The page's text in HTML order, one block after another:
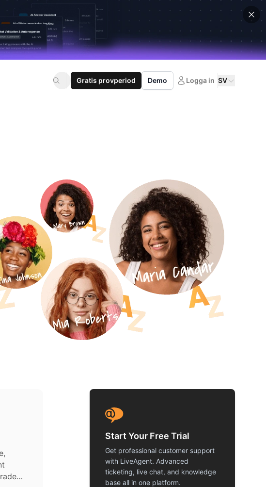
Gratis provperiod Demo Logga in SV
Start Your Free Trial
Get professional customer support
with LiveAgent. Advanced
ticketing, live chat, and knowledge
base all in one platform.